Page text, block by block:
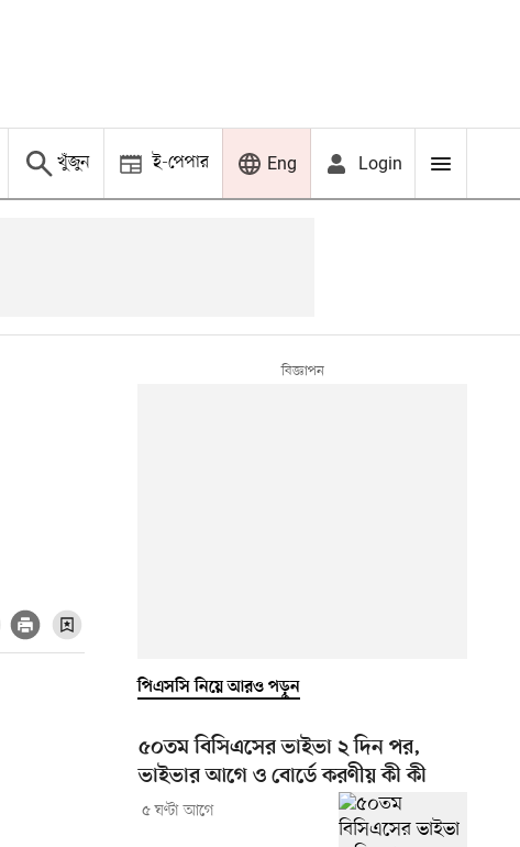
খুঁজুন ই-পেপার Eng Login
পিএসসি নিয়ে আরও পড়ুন
৫০তম বিসিএসের ভাইভা ২ দিন পর,
ভাইভার আগে ও বোর্ডে করণীয় কী কী
৫ ঘণ্টা আগে